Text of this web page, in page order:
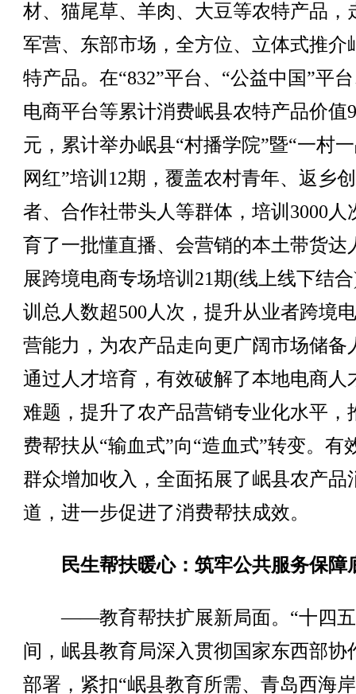
材、猫尾草、羊肉、大豆等农特产品，
军营、东部市场，全方位、立体式推介
特产品。在“832”平台、“公益中国”平
电商平台等累计消费岷县农特产品价值
元，累计举办岷县“村播学院”暨“一村
网红”培训12期，覆盖农村青年、返乡
者、合作社带头人等群体，培训3000人
育了一批懂直播、会营销的本土带货达
展跨境电商专场培训21期(线上线下结
训总人数超500人次，提升从业者跨境
营能力，为农产品走向更广阔市场储备
通过人才培育，有效破解了本地电商人
难题，提升了农产品营销专业化水平，
费帮扶从“输血式”向“造血式”转变。有
群众增加收入，全面拓展了岷县农产品
道，进一步促进了消费帮扶成效。
民生帮扶暖心：筑牢公共服务保障
——教育帮扶扩展新局面。“十四五
间，岷县教育局深入贯彻国家东西部协
部署，紧扣“岷县教育所需、青岛西海